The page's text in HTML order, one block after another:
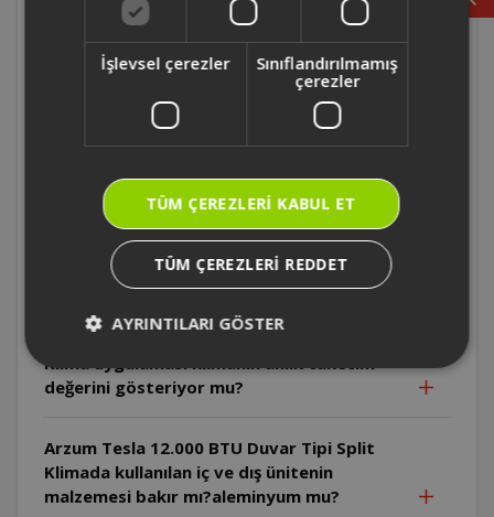
kadardır?
Arzum Tesla 12.000 BTU Duvar Tipi Split
Klima'nın ısıtma enerjisi hangi sınıftır?
Klima ısıtma verimliliği nasıldır?
Arzum Tesla 12.000 BTU Duvar Tipi Split
Klima soğutma verimliliği nasıldır?
Arzum Tesla 12.000 BTU Duvar Tipi Split
Klima uygulaması klimanın anlık tüketim
değerini gösteriyor mu?
Arzum Tesla 12.000 BTU Duvar Tipi Split
Klimada kullanılan iç ve dış ünitenin
malzemesi bakır mı?aleminyum mu?
İşlevsel çerezler
Sınıflandırılmamış
çerezler
TÜM ÇEREZLERI KABUL ET
TÜM ÇEREZLERI REDDET
AYRINTILARI GÖSTER